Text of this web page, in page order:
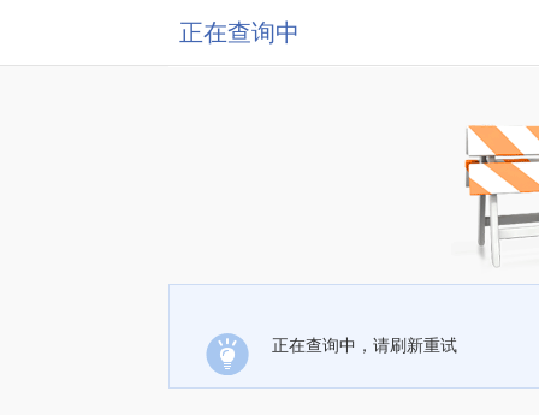
正在查询中
正在查询中，请刷新重试